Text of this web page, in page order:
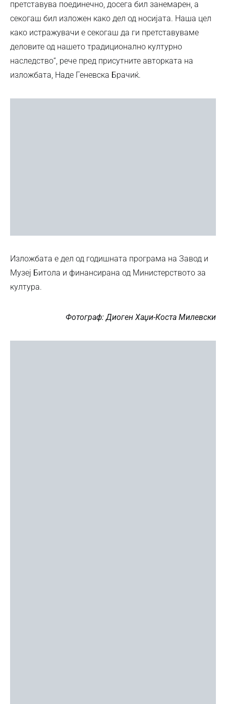
претставува поединечно, досега бил занемарен, а
секогаш бил изложен како дел од носијата. Наша цел
како истражувачи е секогаш да ги претставуваме
деловите од нашето традиционално културно
наследство“, рече пред присутните авторката на
изложбата, Наде Геневска Брачиќ.
Изложбата е дел од годишната програма на Завод и
Музеј Битола и финансирана од Министерството за
култура.
Фотограф: Диоген Хаџи-Коста Милевски